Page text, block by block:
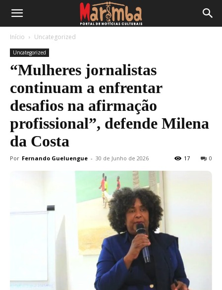
Início Uncategorized
Uncategorized
“Mulheres jornalistas
continuam a enfrentar
desafios na afirmação
profissional”, defende Milena
da Costa
Por Fernando Gueluengue - 30 de Junho de 2026 0
17